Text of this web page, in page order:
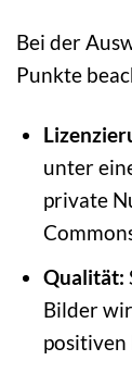
Bei der
Punkte
unter
private
Qualität:
Bilder
positiven